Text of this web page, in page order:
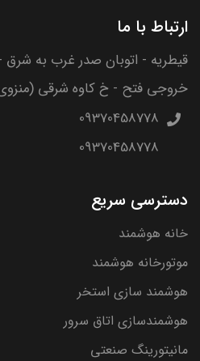
ارتباط با ما
قیطریه - اتوبان صدر غرب به شرق
خروجی فتح - خ کاوه شرقی (منزوی) - پ
09370458778
09370458778
دسترسی سریع
خانه هوشمند
موتورخانه هوشمند
هوشمند سازی استخر
هوشمندسازی اتاق سرور
مانیتورینگ صنعتی